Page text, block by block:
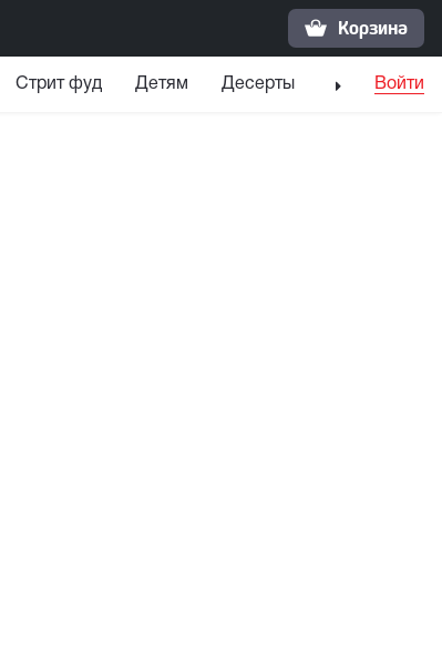
Корзина
Стрит фуд Детям Десерты НапиткиВойти